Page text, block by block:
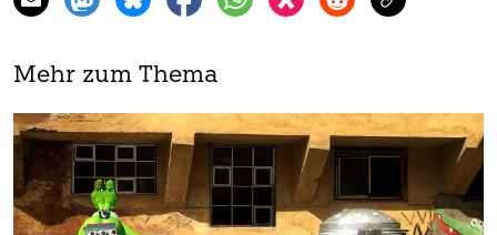
Mehr zum Thema